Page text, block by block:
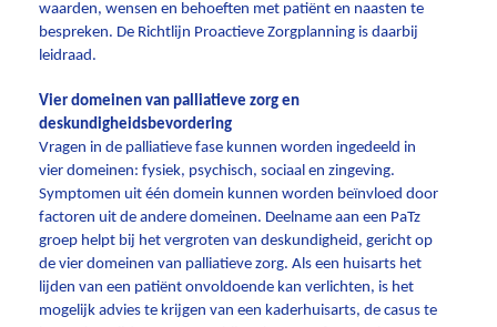
waarden, wensen en behoeften met patiënt en naasten te
bespreken. De Richtlijn Proactieve Zorgplanning is daarbij
leidraad.
Vier domeinen van palliatieve zorg en
deskundigheidsbevordering
Vragen in de palliatieve fase kunnen worden ingedeeld in
vier domeinen: fysiek, psychisch, sociaal en zingeving.
Symptomen uit één domein kunnen worden beïnvloed door
factoren uit de andere domeinen. Deelname aan een PaTz
groep helpt bij het vergroten van deskundigheid, gericht op
de vier domeinen van palliatieve zorg. Als een huisarts het
lijden van een patiënt onvoldoende kan verlichten, is het
mogelijk advies te krijgen van een kaderhuisarts, de casus te